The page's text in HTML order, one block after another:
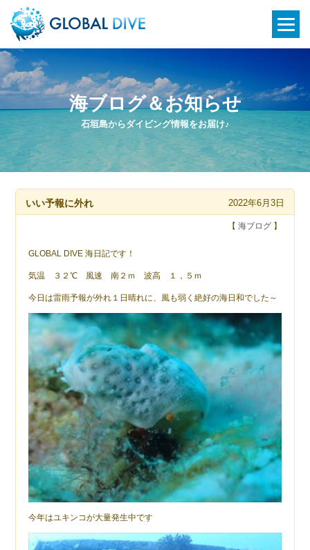
石垣島からダイビング情報をお届け♪
海ブログ＆お知らせ
いい予報に外れ 2022年6月3日
【 海ブログ】
GLOBAL DIVE 海日記です！
気温 ３２℃ 風速 南２ｍ 波高 １，５ｍ
今日は雷雨予報が外れ１日晴れに、風も弱く絶好の海日和でした～
今年はユキンコが大量発生中です